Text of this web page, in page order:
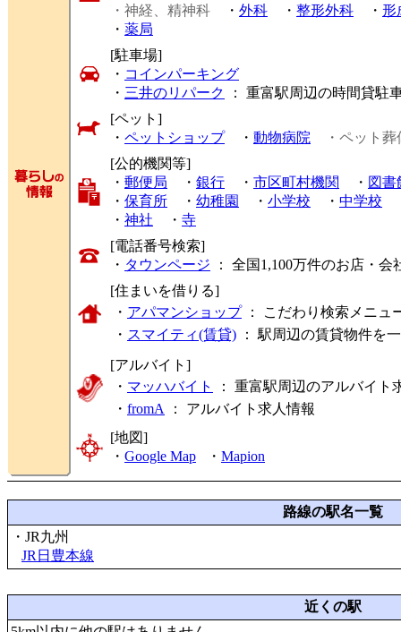
・神経、精神科 ・ 外科 ・ 整形外科 ・ 形
・ 薬局
[駐車場]
・ コインパーキング
・ 三井のリパーク
： 重富駅周辺の時間貸駐
[ペット]
・ ペットショップ・ 動物病院
・ペット葬
[公的機関等]
・ 郵便局 ・ 銀行 ・ 市区町村機関 ・ 図書
・ 保育所 ・ 幼稚園 ・ 小学校 ・ 中学校
・ 神社 ・ 寺
[電話番号検索]
・ タウンページ ： 全国1,100万件のお店・
[住まいを借りる]
・ アパマンショップ： こだわり検索メニュ
・ スマイティ(賃貸) ： 駅周辺の賃貸物件を
[アルバイト]
・ マッハバイト
： 重富駅周辺のアルバイト
・ fromA ： アルバイト求人情報
[地図]
・ Google Map ・ Mapion
路線の駅名一覧
・JR九州
JR日豊本線
近くの駅